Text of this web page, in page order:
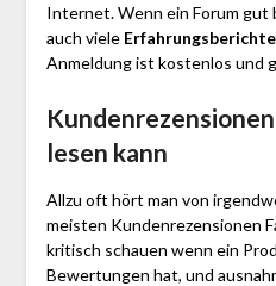
Internet. Wenn ein Forum gut
auch viele Erfahrungsberichte
Anmeldung ist kostenlos und
lesen kann
Allzu oft hört man von
meisten Kundenrezensionen
kritisch schauen wenn ein
Bewertungen hat, und